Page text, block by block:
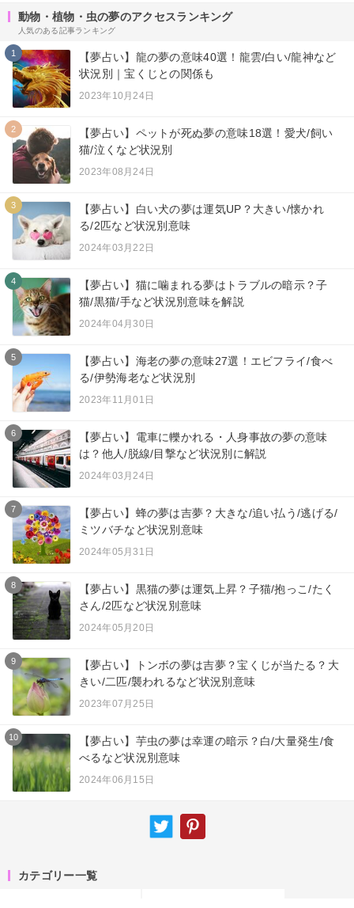
動物・植物・虫の夢のアクセスランキング
人気のある記事ランキング
1
【夢占い】龍の夢の意味40選！龍雲/白い/龍神など
状況別｜宝くじとの関係も
2023年10月24日
2
【夢占い】ペットが死ぬ夢の意味18選！愛犬/飼い
猫/泣くなど状況別
2023年08月24日
3
【夢占い】白い犬の夢は運気UP？大きい/懐かれ
る/2匹など状況別意味
2024年03月22日
4
【夢占い】猫に噛まれる夢はトラブルの暗示？子
猫/黒猫/手など状況別意味を解説
2024年04月30日
5
【夢占い】海老の夢の意味27選！エビフライ/食べ
る/伊勢海老など状況別
2023年11月01日
6
【夢占い】電車に轢かれる・人身事故の夢の意味
は？他人/脱線/目撃など状況別に解説
2024年03月24日
7
【夢占い】蜂の夢は吉夢？大きな/追い払う/逃げる/
ミツバチなど状況別意味
2024年05月31日
8
【夢占い】黒猫の夢は運気上昇？子猫/抱っこ/たく
さん/2匹など状況別意味
2024年05月20日
9
【夢占い】トンボの夢は吉夢？宝くじが当たる？大
きい/二匹/襲われるなど状況別意味
2023年07月25日
10
【夢占い】芋虫の夢は幸運の暗示？白/大量発生/食
べるなど状況別意味
2024年06月15日
カテゴリー一覧